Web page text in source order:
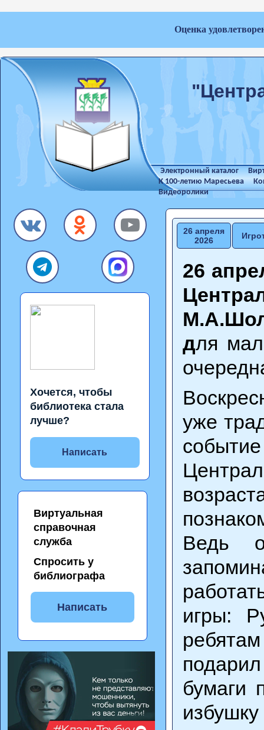
Оценка
Электронный каталог
К 100-летию Маресьева
Видеоролики
Хочется, чтобы
библиотека стала
лучше?
Написать
Виртуальная
справочная
служба
Спросить у
библиографа
Написать
26 апреля
2026
26
для
уже
Ведь
игры:
бумаги